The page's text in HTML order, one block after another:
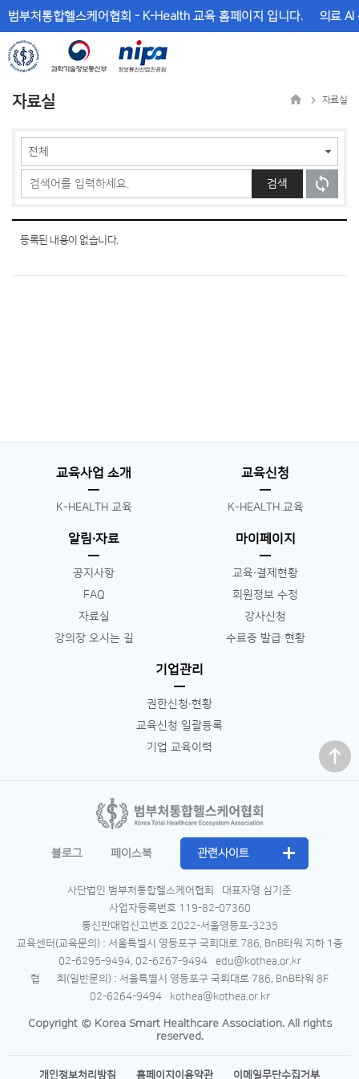
뉴
바
로
가
문
바
로
가
범부처통합헬스케어협회 - K-Health 교육 홈페이지 입니다. 의료 AI
자료실 자료실
검색
등록된 내용이 없습니다.
교육사업 소개
K-HEALTH 교육
교육신청
K-HEALTH 교육
알림∙자료
공지사항
FAQ
자료실
강의장 오시는 길
마이페이지
교육∙결제현황
회원정보 수정
강사신청
수료증 발급 현황
기업관리
권한신청∙현황
교육신청 일괄등록
기업 교육이력
맨 위로
블로그 페이스북 관련사이트
사단법인 범부처통합헬스케어협회
대표자명 심기준
사업자등록번호 119-82-07360
통신판매업신고번호 2022-서울영등포-3235
교육센터(교육문의) : 서울특별시 영등포구 국회대로 786, BnB타워 지하 1층
02-6295-9494, 02-6267-9494
edu@kothea.or.kr
협 회(일반문의) : 서울특별시 영등포구 국회대로 786, BnB타워 8F
02-6264-9494
kothea@kothea.or.kr
Copyright © Korea Smart Healthcare Association. All rights
reserved.
개인정보처리방침 홈페이지이용약관 이메일무단수집거부